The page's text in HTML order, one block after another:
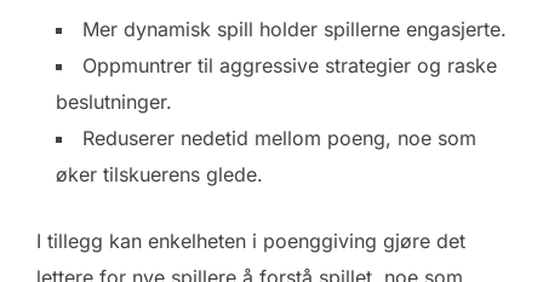
Mer dynamisk spill holder spillerne engasjerte.
Oppmuntrer til aggressive strategier og raske
beslutninger.
Reduserer nedetid mellom poeng, noe som
øker tilskuerens glede.
I tillegg kan enkelheten i poenggiving gjøre det
lettere for nye spillere å forstå spillet, noe som